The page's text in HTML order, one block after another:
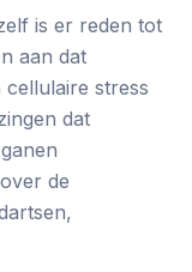
is er reden tot
aan dat
stress
dat
de